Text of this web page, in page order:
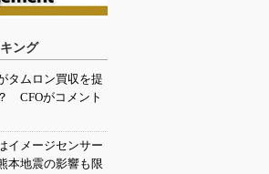
ング
タムロン買収を提
CFOがコメント
イメージセンサー
本地震の影響も限